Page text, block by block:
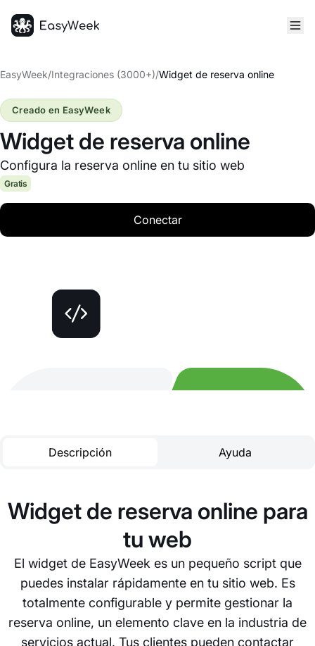
EasyWeek/Integraciones (3000+)/Widget de reserva online
Widget de reserva online
Configura la reserva online en tu sitio web
Creado en EasyWeek
Gratis
Conectar
Descripción Ayuda
Widget de reserva online para
tu web
El widget de EasyWeek es un pequeño script que
puedes instalar rápidamente en tu sitio web. Es
totalmente configurable y permite gestionar la
reserva online, un elemento clave en la industria de
servicios actual. Tus clientes pueden contactar